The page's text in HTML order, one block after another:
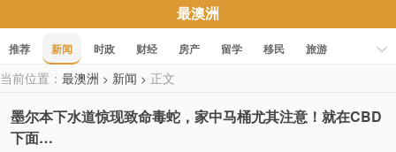
最澳洲
推荐 新闻 时政 财经 房产 留学 移民
旅游
科技
职场 美食 文化
当前位置： 最澳洲 > 新闻 > 正文
墨尔本下水道惊现致命毒蛇，家中马桶尤其注意！就在CBD
下面…